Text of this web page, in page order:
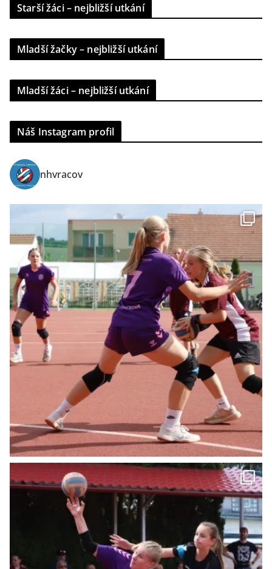
Starší žáci – nejbližší utkání
Mladší žačky – nejbližší utkání
Mladší žáci – nejbližší utkání
Náš Instagram profil
nhvracov